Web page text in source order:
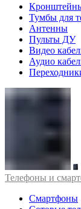
Тумбы для
Антенны
Пульты ДУ
Видео
Аудио
Телефоны и
Смартфоны